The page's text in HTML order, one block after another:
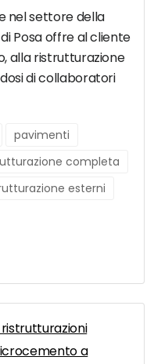
nel settore della
Posa offre al cliente
alla ristrutturazione
di collaboratori
pavimenti
completa
esterni
a